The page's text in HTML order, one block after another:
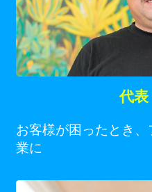
代表
お客様が困ったとき
業に